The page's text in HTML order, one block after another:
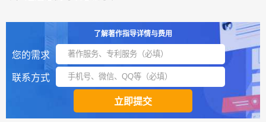
了解著作指导详情与费用
您的需求
联系方式